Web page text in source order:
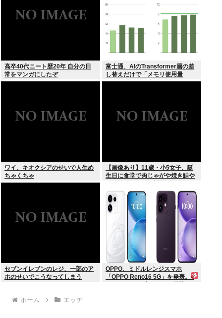
高卒40代ニート歴20年 自分の日
常をマンガにしたぞ
富士通、AIのTransformer層の差
し替えだけで「メモリ使用量
1/10」「処理速度475倍」になる
ワイ、キオクシアのせいで人生め
ちゃくちゃ
【画像あり】11歳・小5女子、誕
生日に食堂で肉じゃがや焼き鮭や
みたいに食べる
セブンイレブンのレジ、一部のア
ホのせいでこうなってしまう
OPPO、ミドルレンジスマホ
「OPPO Reno16 5G」を発表。4
ホーム エッヂ